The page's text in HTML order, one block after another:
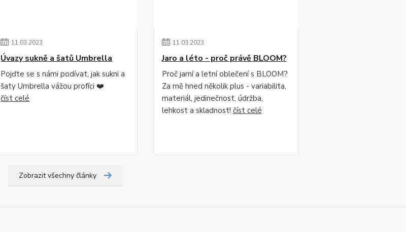
11.03.2023
Úvazy sukně a šatů Umbrella
Pojďte se s námi podívat, jak sukni a
šaty Umbrella vážou profíci ❤️
číst celé
11.03.2023
Jaro a léto - proč právě BLOOM?
Proč jarní a letní oblečení s BLOOM?
Za mě hned několik plus - variabilita,
materiál, jedinečnost, údržba,
lehkost a skladnost! číst celé
Zobrazit všechny články